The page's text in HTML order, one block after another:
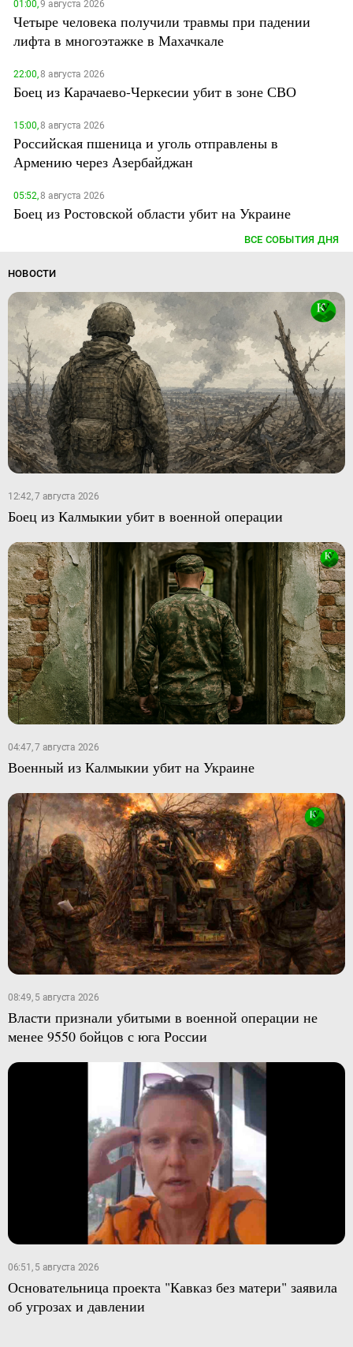
01:00,9 августа 2026
Четыре человека получили травмы при падении
лифта в многоэтажке в Махачкале
22:00,8 августа 2026
Боец из Карачаево-Черкесии убит в зоне СВО
15:00,8 августа 2026
Российская пшеница и уголь отправлены в
Армению через Азербайджан
05:52,8 августа 2026
Боец из Ростовской области убит на Украине
ВСЕ СОБЫТИЯ ДНЯ
НОВОСТИ
12:42, 7 августа 2026
Боец из Калмыкии убит в военной операции
04:47, 7 августа 2026
Военный из Калмыкии убит на Украине
08:49, 5 августа 2026
Власти признали убитыми в военной операции не
менее 9550 бойцов с юга России
06:51, 5 августа 2026
Основательница проекта "Кавказ без матери" заявила
об угрозах и давлении